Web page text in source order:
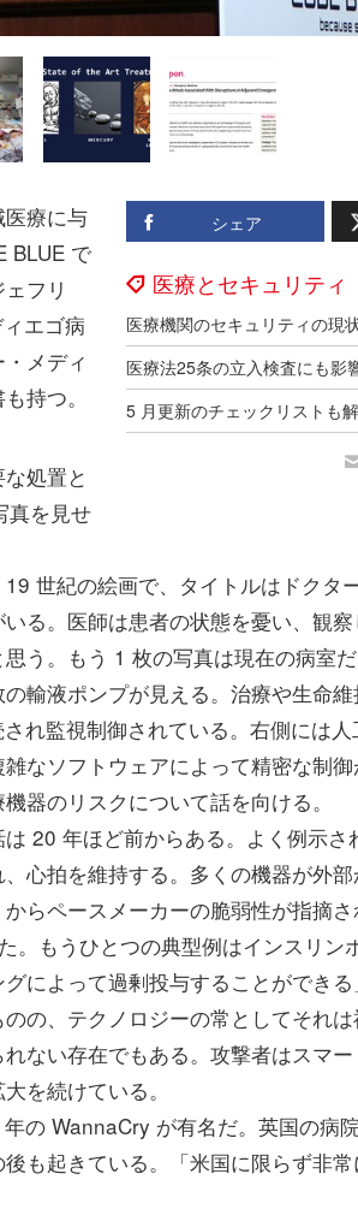
シェア
医療とセキュリティ
療に与
BLUE で
フリ
エゴ病
メディ
持つ。
処置と
真を見せ
世紀の絵画で、タイトルはドクタ
る。医師は患者の状態を憂い、観
う。もう 1 枚の写真は現在の病室
輸液ポンプが見える。治療や生命
れ監視制御されている。右側には人
なソフトウェアによって精密な制御
器のリスクについて話を向ける。
20 年ほど前からある。よく例示さ
心拍を維持する。多くの機器が外
らペースメーカーの脆弱性が指摘
もうひとつの典型例はインスリン
によって過剰投与することができる
の、テクノロジーの常としてそれ
ない存在でもある。攻撃者はスマ
を続けている。
の WannaCry が有名だ。英国の病
も起きている。「米国に限らず非